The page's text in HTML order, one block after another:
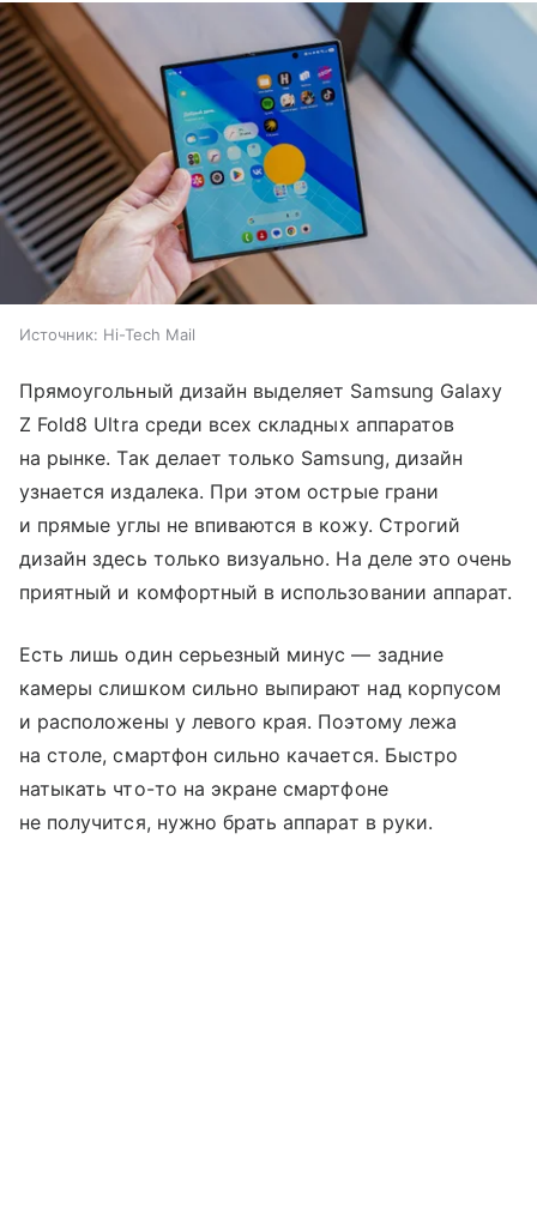
Источник: Hi-Tech Mail
Прямоугольный дизайн выделяет Samsung Galaxy
Z Fold8 Ultra среди всех складных аппаратов
на рынке. Так делает только Samsung, дизайн
узнается издалека. При этом острые грани
и прямые углы не впиваются в кожу. Строгий
дизайн здесь только визуально. На деле это очень
приятный и комфортный в использовании аппарат.
Есть лишь один серьезный минус — задние
камеры слишком сильно выпирают над корпусом
и расположены у левого края. Поэтому лежа
на столе, смартфон сильно качается. Быстро
натыкать что-то на экране смартфоне
не получится, нужно брать аппарат в руки.